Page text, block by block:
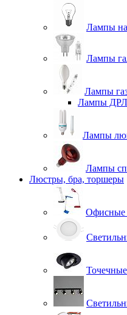
Лампы
Лампы
Лампы
Лампы ДРЛ
Лампы
Лампы
Люстры, бра, торшеры
Офисные